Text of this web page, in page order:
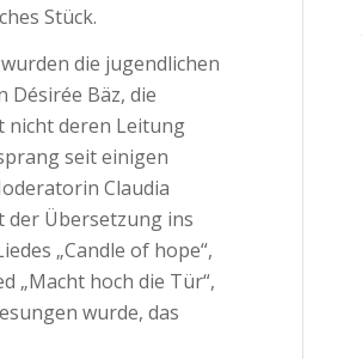
Stück.
die jugendlichen
Désirée Bäz, die
deren Leitung
seit einigen
Claudia
Übersetzung ins
„Candle of hope“,
„Macht hoch die Tür“,
wurde, das